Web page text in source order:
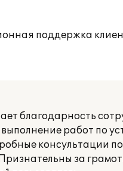
поддержка
благодарность
работ по
консультации
за